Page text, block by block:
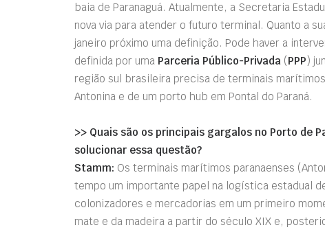
baia de Paranaguá. Atualmente, a Secretaria
nova via para atender o futuro terminal. Quanto a
janeiro próximo uma definição. Pode haver a
definida por uma Parceria Público-Privada (PPP)
região sul brasileira precisa de terminais
Antonina e de um porto hub em Pontal do Paraná.
>> Quais são os principais gargalos no Porto de
solucionar essa questão?
Stamm: Os terminais marítimos paranaenses
tempo um importante papel na logística estadual
colonizadores e mercadorias em um primeiro
mate e da madeira a partir do século XIX e,